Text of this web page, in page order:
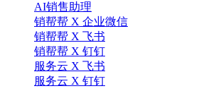
AI销售助理
销帮帮 X 企业微信
销帮帮 X 飞书
销帮帮 X 钉钉
服务云 X 飞书
服务云 X 钉钉